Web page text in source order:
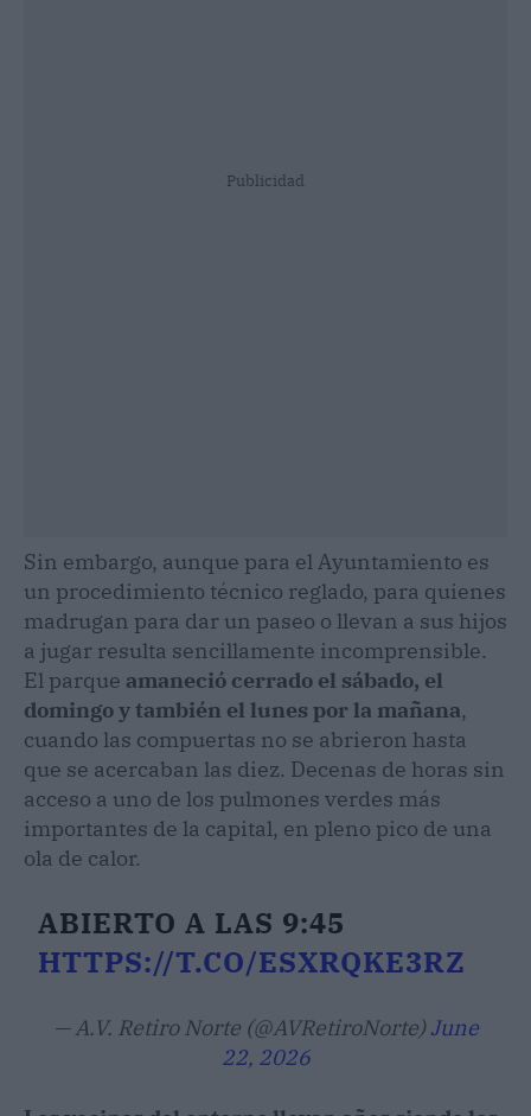
Publicidad
Sin embargo, aunque para el Ayuntamiento es
un procedimiento técnico reglado, para quienes
madrugan para dar un paseo o llevan a sus hijos
a jugar resulta sencillamente incomprensible.
El parque amaneció cerrado el sábado, el
domingo y también el lunes por la mañana,
cuando las compuertas no se abrieron hasta
que se acercaban las diez. Decenas de horas sin
acceso a uno de los pulmones verdes más
importantes de la capital, en pleno pico de una
ola de calor.
ABIERTO A LAS 9:45
HTTPS://T.CO/ESXRQKE3RZ
— A.V. Retiro Norte (@AVRetiroNorte) June
22, 2026